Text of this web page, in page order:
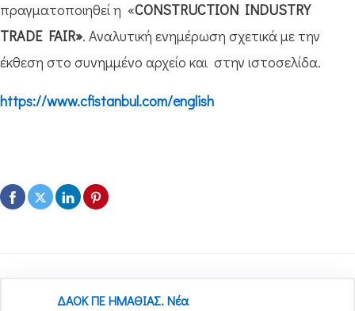
πραγματοποιηθεί η «CONSTRUCTION INDUSTRY
TRADE FAIR». Αναλυτική ενημέρωση σχετικά με την
έκθεση στο συνημμένο αρχείο και στην ιστοσελίδα.
https://www.cfistanbul.com/english
ΔΑΟΚ ΠΕ ΗΜΑΘΙΑΣ. Νέα